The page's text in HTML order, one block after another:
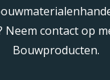
Neem contact op
Bouwproducten.